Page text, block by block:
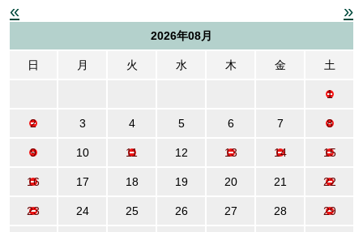
« »
2026年08月
日 月 火 水 木 金 土
1
2 3 4 5 6 7 8
9 10 11 12 13 14 15
16 17 18 19 20 21 22
23 24 25 26 27 28 29